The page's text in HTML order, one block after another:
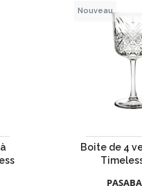
Boite de 4
Nouveau